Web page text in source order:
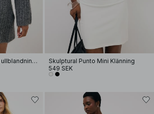
Stickad miniklänning i ullblandning med knappar
Skulptural Punto Mini Klänning
549 SEK